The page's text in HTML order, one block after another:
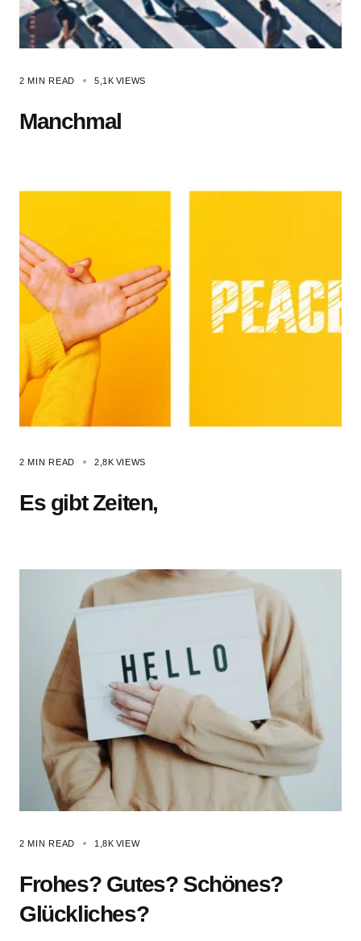
2 MIN READ 5,1K VIEWS
Manchmal
2 MIN READ 2,8K VIEWS
Es gibt Zeiten,
2 MIN READ 1,8K VIEW
Frohes? Gutes? Schönes?
Glückliches?